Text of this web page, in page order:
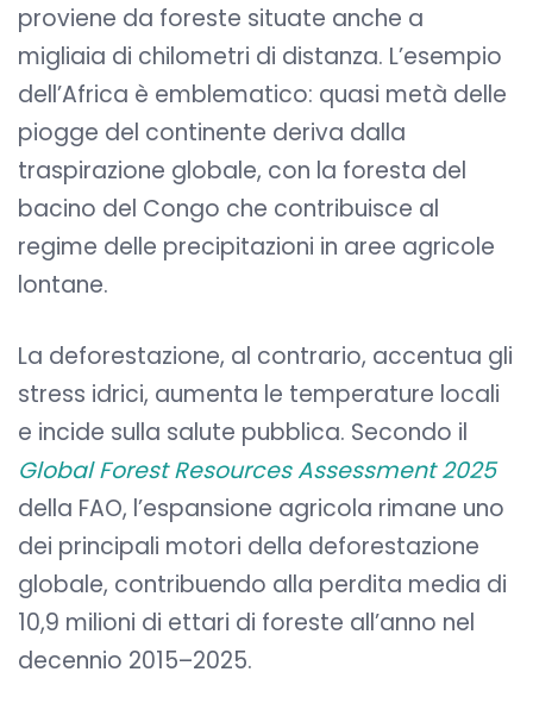
proviene da foreste situate anche a
migliaia di chilometri di distanza. L’esempio
dell’Africa è emblematico: quasi metà delle
piogge del continente deriva dalla
traspirazione globale, con la foresta del
bacino del Congo che contribuisce al
regime delle precipitazioni in aree agricole
lontane.
La deforestazione, al contrario, accentua gli
stress idrici, aumenta le temperature locali
e incide sulla salute pubblica. Secondo il
Global Forest Resources Assessment 2025
della FAO, l’espansione agricola rimane uno
dei principali motori della deforestazione
globale, contribuendo alla perdita media di
10,9 milioni di ettari di foreste all’anno nel
decennio 2015–2025.